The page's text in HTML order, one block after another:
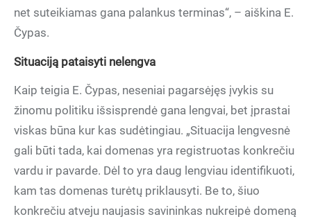
net suteikiamas gana palankus terminas“, – aiškina E.
Čypas.
Situaciją pataisyti nelengva
Kaip teigia E. Čypas, neseniai pagarsėjęs įvykis su
žinomu politiku išsisprendė gana lengvai, bet įprastai
viskas būna kur kas sudėtingiau. „Situacija lengvesnė
gali būti tada, kai domenas yra registruotas konkrečiu
vardu ir pavarde. Dėl to yra daug lengviau identifikuoti,
kam tas domenas turėtų priklausyti. Be to, šiuo
konkrečiu atveju naujasis savininkas nukreipė domeną